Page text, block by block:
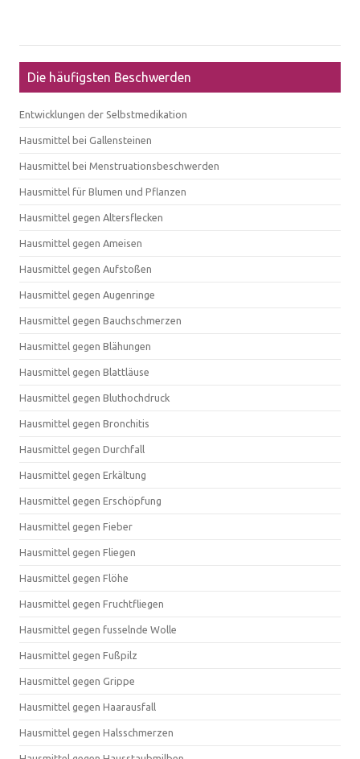
Die häufigsten Beschwerden
Entwicklungen der Selbstmedikation
Hausmittel bei Gallensteinen
Hausmittel bei Menstruationsbeschwerden
Hausmittel für Blumen und Pflanzen
Hausmittel gegen Altersflecken
Hausmittel gegen Ameisen
Hausmittel gegen Aufstoßen
Hausmittel gegen Augenringe
Hausmittel gegen Bauchschmerzen
Hausmittel gegen Blähungen
Hausmittel gegen Blattläuse
Hausmittel gegen Bluthochdruck
Hausmittel gegen Bronchitis
Hausmittel gegen Durchfall
Hausmittel gegen Erkältung
Hausmittel gegen Erschöpfung
Hausmittel gegen Fieber
Hausmittel gegen Fliegen
Hausmittel gegen Flöhe
Hausmittel gegen Fruchtfliegen
Hausmittel gegen fusselnde Wolle
Hausmittel gegen Fußpilz
Hausmittel gegen Grippe
Hausmittel gegen Haarausfall
Hausmittel gegen Halsschmerzen